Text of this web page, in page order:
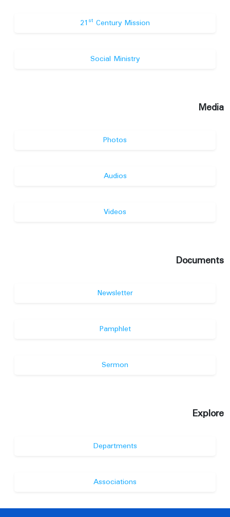
21 stCentury Mission
Social Ministry
Media
Photos
Audios
Videos
Documents
Newsletter
Pamphlet
Sermon
Explore
Departments
Associations